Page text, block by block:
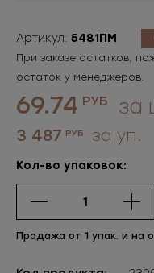
Артикул: 5481ПМ
При заказе остатков,
остаток у менеджеров.
69.74 РУБ за
3 487 РУБ за уп.
Кол-во упаковок:
Продажа от 1 упак. и на